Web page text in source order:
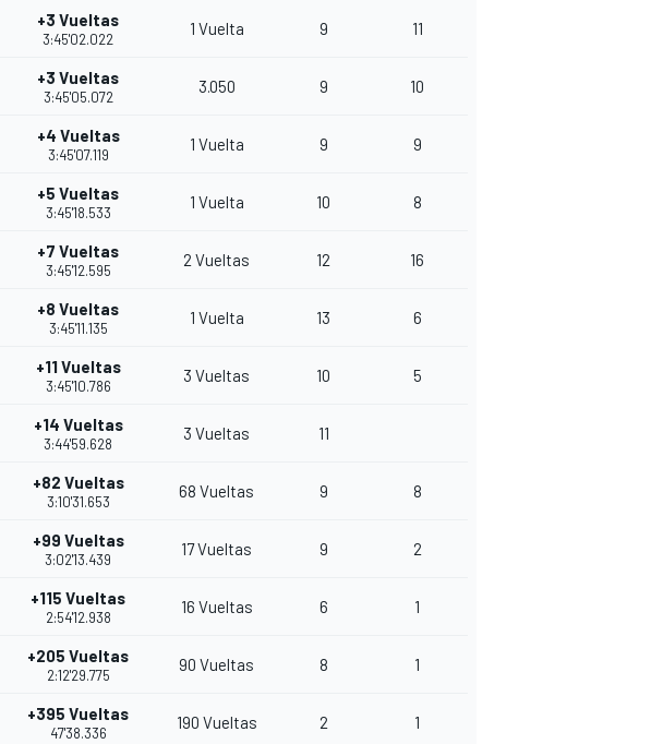
+3 Vueltas
3:45'02.022
1 Vuelta 9 11
+3 Vueltas
3:45'05.072
3.050 9 10
+4 Vueltas
3:45'07.119
1 Vuelta 9 9
+5 Vueltas
3:45'18.533
1 Vuelta 10 8
+7 Vueltas
3:45'12.595
2 Vueltas 12 16
+8 Vueltas
3:45'11.135
1 Vuelta 13 6
+11 Vueltas
3:45'10.786
3 Vueltas 10 5
+14 Vueltas
3:44'59.628
3 Vueltas 11
+82 Vueltas
3:10'31.653
68 Vueltas 9 8
+99 Vueltas
3:02'13.439
17 Vueltas 9 2
+115 Vueltas
2:54'12.938
16 Vueltas 6 1
+205 Vueltas
2:12'29.775
90 Vueltas 8 1
+395 Vueltas
47'38.336
190 Vueltas 2 1